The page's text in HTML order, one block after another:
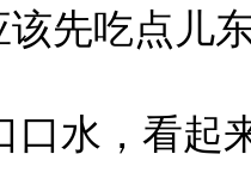
先吃点儿
水，看起